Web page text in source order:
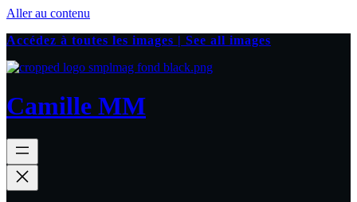
Aller au contenu
Accédez à toutes les images | See all images
Camille MM